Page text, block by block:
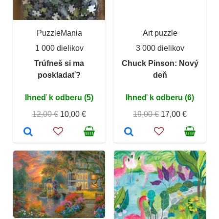
PuzzleMania
1 000 dielikov
Trúfneš si ma
poskladať?
Ihneď k odberu (5)
12,00 € 10,00 €
Art puzzle
3 000 dielikov
Chuck Pinson: Nový
deň
Ihneď k odberu (6)
19,00 € 17,00 €